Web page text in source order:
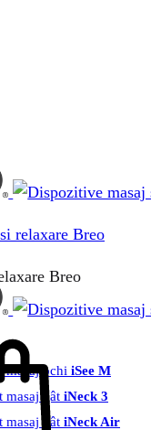
relaxare Breo
Breo
masaj ochi iSee M
masaj gât iNeck 3
masaj gât iNeck Air